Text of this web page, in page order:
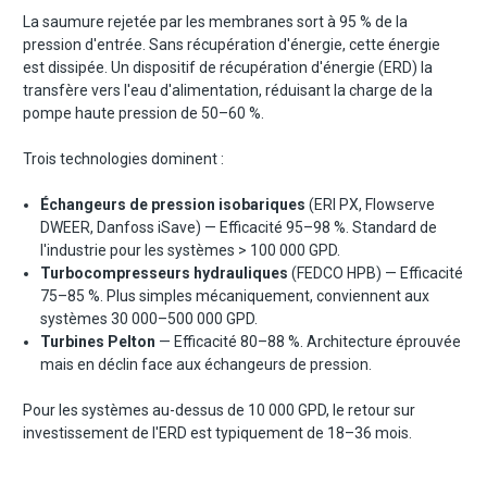
La saumure rejetée par les membranes sort à 95 % de la
pression d'entrée. Sans récupération d'énergie, cette énergie
est dissipée. Un dispositif de récupération d'énergie (ERD) la
transfère vers l'eau d'alimentation, réduisant la charge de la
pompe haute pression de 50–60 %.
Trois technologies dominent :
Échangeurs de pression isobariques (ERI PX, Flowserve
DWEER, Danfoss iSave) — Efficacité 95–98 %. Standard de
l'industrie pour les systèmes > 100 000 GPD.
Turbocompresseurs hydrauliques (FEDCO HPB) — Efficacité
75–85 %. Plus simples mécaniquement, conviennent aux
systèmes 30 000–500 000 GPD.
Turbines Pelton — Efficacité 80–88 %. Architecture éprouvée
mais en déclin face aux échangeurs de pression.
Pour les systèmes au-dessus de 10 000 GPD, le retour sur
investissement de l'ERD est typiquement de 18–36 mois.